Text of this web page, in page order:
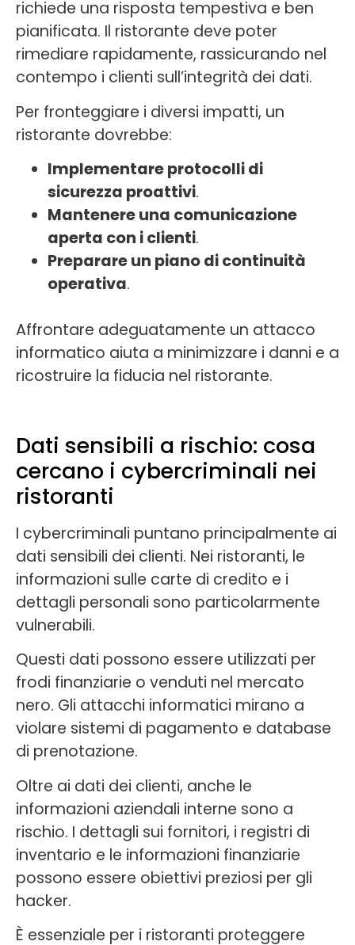
richiede una risposta tempestiva e ben
pianificata. Il ristorante deve poter
rimediare rapidamente, rassicurando nel
contempo i clienti sull’integrità dei dati.
Per fronteggiare i diversi impatti, un
ristorante dovrebbe:
Implementare protocolli di
sicurezza proattivi.
Mantenere una comunicazione
aperta con i clienti.
Preparare un piano di continuità
operativa.
Affrontare adeguatamente un attacco
informatico aiuta a minimizzare i danni e a
ricostruire la fiducia nel ristorante.
Dati sensibili a rischio: cosa
cercano i cybercriminali nei
ristoranti
I cybercriminali puntano principalmente ai
dati sensibili dei clienti. Nei ristoranti, le
informazioni sulle carte di credito e i
dettagli personali sono particolarmente
vulnerabili.
Questi dati possono essere utilizzati per
frodi finanziarie o venduti nel mercato
nero. Gli attacchi informatici mirano a
violare sistemi di pagamento e database
di prenotazione.
Oltre ai dati dei clienti, anche le
informazioni aziendali interne sono a
rischio. I dettagli sui fornitori, i registri di
inventario e le informazioni finanziarie
possono essere obiettivi preziosi per gli
hacker.
È essenziale per i ristoranti proteggere